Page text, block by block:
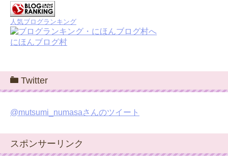
人気ブログランキング
にほんブログ村
Twitter
@mutsumi_numasaさんのツイート
スポンサーリンク